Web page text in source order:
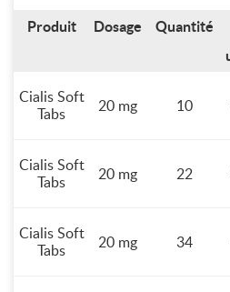
Produit Dosage Quantité
Cialis Soft
Tabs
20 mg 10
Cialis Soft
Tabs
20 mg 22
Cialis Soft
Tabs
20 mg 34